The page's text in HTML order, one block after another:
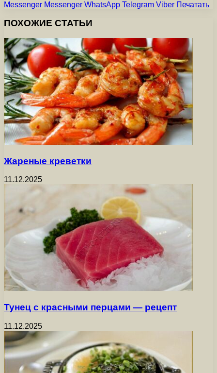
Messenger Messenger WhatsApp Telegram Viber Печатать
ПОХОЖИЕ СТАТЬИ
Жареные креветки
11.12.2025
Тунец с красными перцами — рецепт
11.12.2025